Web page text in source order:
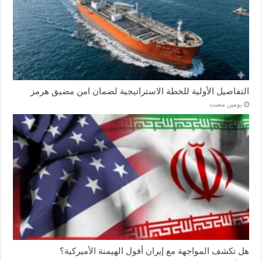
التفاصيل الأولية للخطة الاستراتيجية لضمان امن مضيق هرمز
‏يومين مضت
هل تكشف المواجهة مع إيران أفول الهيمنة الأميركية؟